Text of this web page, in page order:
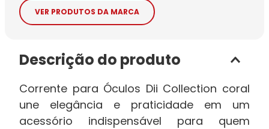
VER PRODUTOS DA MARCA
Descrição do produto
Corrente para Óculos Dii Collection coral
une elegância e praticidade em um
acessório indispensável para quem